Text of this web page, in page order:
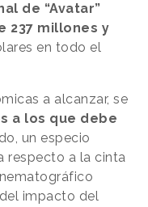
de “Avatar”
237 millones y
en todo el
a alcanzar, se
a los que debe
un especio
respecto a la cinta
impacto del